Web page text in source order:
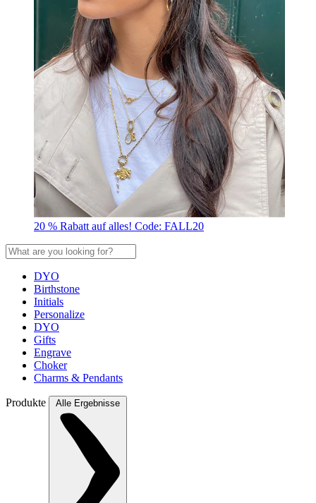
20 % Rabatt auf alles! Code: FALL20
DYO
Birthstone
Initials
Personalize
DYO
Gifts
Engrave
Choker
Charms & Pendants
Produkte Alle Ergebnisse